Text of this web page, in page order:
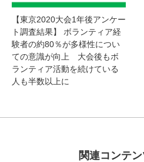
【東京2020大会1年後アンケー
ト調査結果】 ボランティア経
験者の約80％が多様性につい
ての意識が向上 大会後もボ
ランティア活動を続けている
人も半数以上に
関連コンテ